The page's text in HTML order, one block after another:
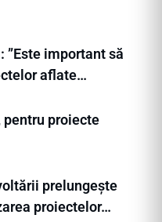
important să
aflate…
pentru proiecte
prelungește
proiectelor…